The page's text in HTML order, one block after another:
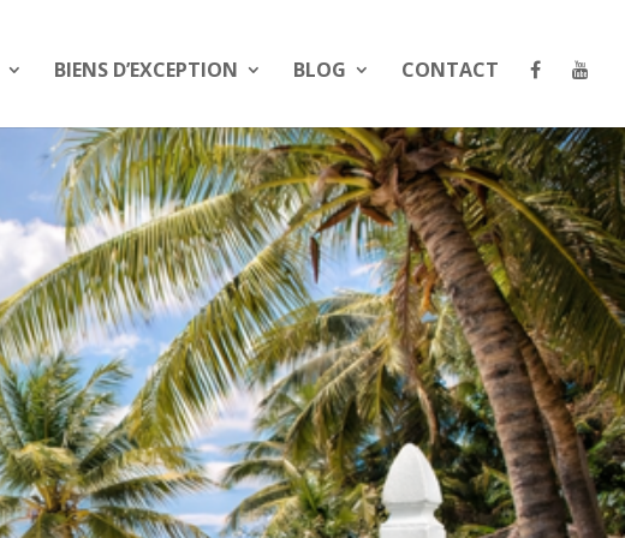
BIENS D’EXCEPTION BLOG CONTACT